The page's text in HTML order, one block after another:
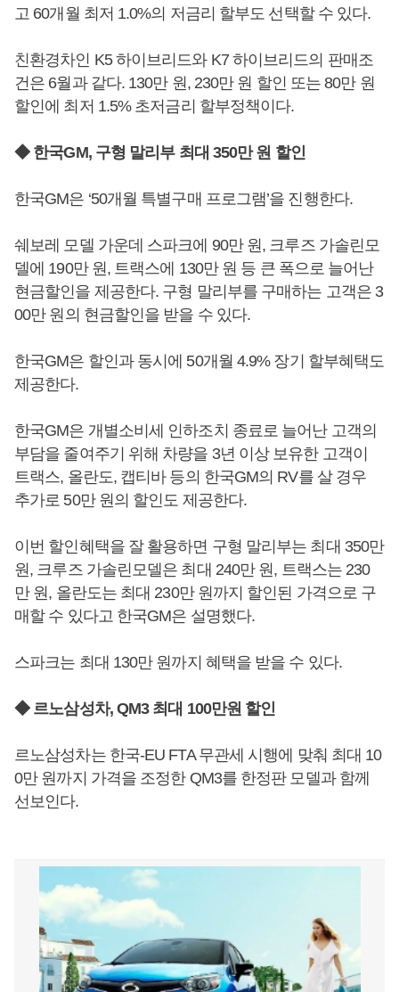
고 60개월 최저 1.0%의 저금리 할부도 선택할 수 있다.
친환경차인 K5 하이브리드와 K7 하이브리드의 판매조
건은 6월과 같다. 130만 원, 230만 원 할인 또는 80만 원
할인에 최저 1.5% 초저금리 할부정책이다.
◆ 한국GM, 구형 말리부 최대 350만 원 할인
한국GM은 ‘50개월 특별구매 프로그램’을 진행한다.
쉐보레 모델 가운데 스파크에 90만 원, 크루즈 가솔린모
델에 190만 원, 트랙스에 130만 원 등 큰 폭으로 늘어난
현금할인을 제공한다. 구형 말리부를 구매하는 고객은 3
00만 원의 현금할인을 받을 수 있다.
한국GM은 할인과 동시에 50개월 4.9% 장기 할부혜택도
제공한다.
한국GM은 개별소비세 인하조치 종료로 늘어난 고객의
부담을 줄여주기 위해 차량을 3년 이상 보유한 고객이
트랙스, 올란도, 캡티바 등의 한국GM의 RV를 살 경우
추가로 50만 원의 할인도 제공한다.
이번 할인혜택을 잘 활용하면 구형 말리부는 최대 350만
원, 크루즈 가솔린모델은 최대 240만 원, 트랙스는 230
만 원, 올란도는 최대 230만 원까지 할인된 가격으로 구
매할 수 있다고 한국GM은 설명했다.
스파크는 최대 130만 원까지 혜택을 받을 수 있다.
◆ 르노삼성차, QM3 최대 100만원 할인
르노삼성차는 한국-EU FTA 무관세 시행에 맞춰 최대 10
0만 원까지 가격을 조정한 QM3를 한정판 모델과 함께
선보인다.